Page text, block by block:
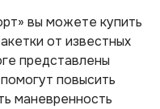
вы можете купить
от известных
представлены
повысить
маневренность